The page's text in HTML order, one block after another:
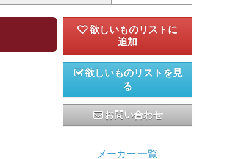
欲しいものリストを見
る
お問い合わせ
メーカー 一覧